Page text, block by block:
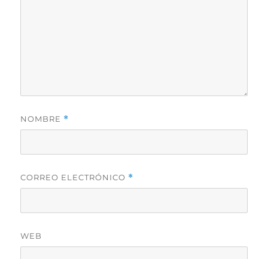
NOMBRE *
CORREO ELECTRÓNICO *
WEB